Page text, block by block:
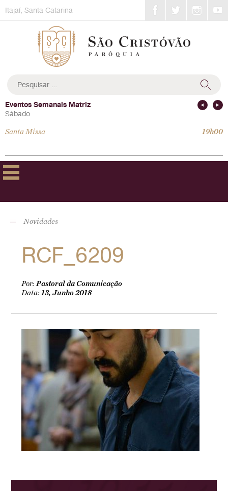
toItajaí, Santa Catarina
por:
Eventos Semanais Matriz
Sábado
Santa Missa 19h00
Novidades
RCF_6209
Por:Pastoral da Comunicação
Data:13, Junho 2018